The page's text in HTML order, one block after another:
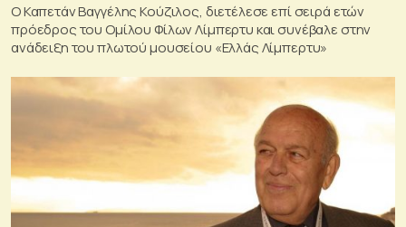
Ο Καπετάν Βαγγέλης Κούζιλος, διετέλεσε επί σειρά ετών
πρόεδρος του Ομίλου Φίλων Λίμπερτυ και συνέβαλε στην
ανάδειξη του πλωτού μουσείου «Ελλάς Λίμπερτυ»